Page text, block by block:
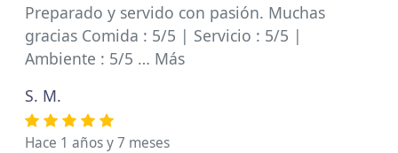
Preparado y servido con pasión. Muchas
gracias Comida : 5/5 | Servicio : 5/5 |
Ambiente : 5/5 … Más
S. M.
Hace 1 años y 7 meses